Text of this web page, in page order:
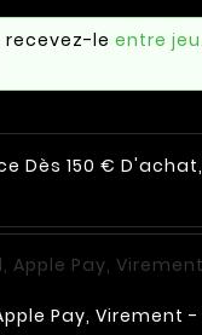
recevez-le entre
Dès 150 €
Pay, Virement -